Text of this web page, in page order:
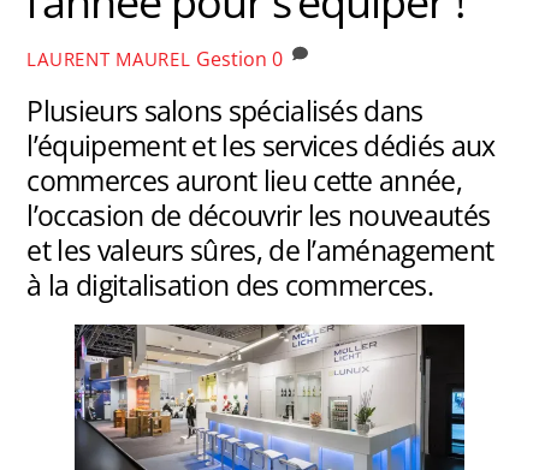
LAURENT MAUREL Gestion 0
Plusieurs salons spécialisés dans
l’équipement et les services dédiés aux
commerces auront lieu cette année,
l’occasion de découvrir les nouveautés
et les valeurs sûres, de l’aménagement
à la digitalisation des commerces.